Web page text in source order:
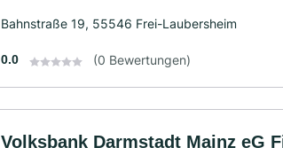
Bahnstraße 19, 55546 Frei-Laubersheim
0.0 (0 Bewertungen)
Volksbank Darmstadt Mainz eG